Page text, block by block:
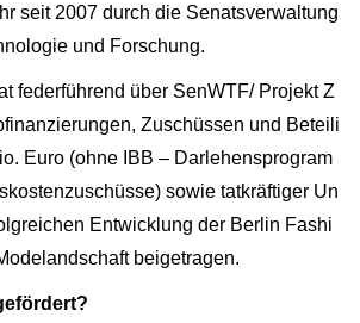
seit 2007 durch die Senatsverwaltung
und Forschung.
federführend über SenWTF/ Projekt Z
Zuschüssen und Beteili
Euro (ohne IBB – Darlehensprogram
sowie tatkräftiger Un
Entwicklung der Berlin Fashi
beigetragen.